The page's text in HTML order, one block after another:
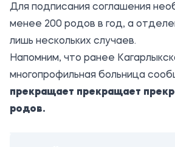
Для подписания соглашения
менее 200 родов в год, а
лишь нескольких случаев.
Напомним, что ранее
многопрофильная больница
прекращает прекращает
родов.